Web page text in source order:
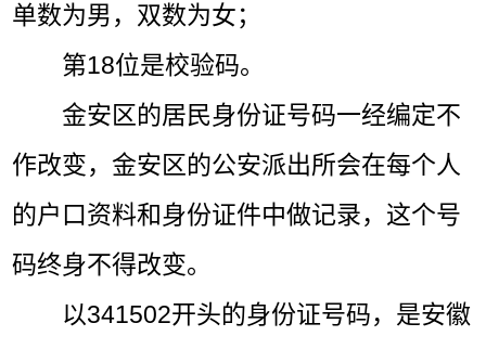
单数为男，双数为女；
第18位是校验码。
金安区的居民身份证号码一经编定不
作改变，金安区的公安派出所会在每个人
的户口资料和身份证件中做记录，这个号
码终身不得改变。
以341502开头的身份证号码，是安徽